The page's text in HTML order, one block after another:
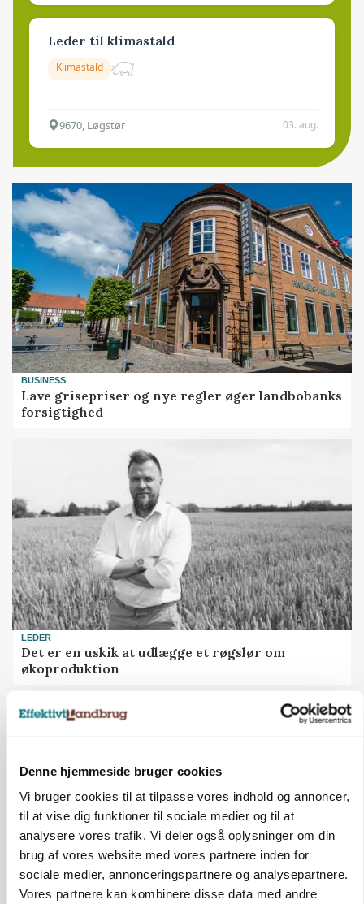
Denne hjemmeside bruger cookies
Vi bruger cookies til at tilpasse vores indhold og annoncer,
til at vise dig funktioner til sociale medier og til at
analysere vores trafik. Vi deler også oplysninger om din
brug af vores website med vores partnere inden for
sociale medier, annonceringspartnere og analysepartnere.
Vores partnere kan kombinere disse data med andre
Leder til klimastald
Klimastald
9670, Løgstør 03. aug.
BUSINESS
Lave grisepriser og nye regler øger landbobanks
forsigtighed
LEDER
Det er en uskik at udlægge et røgslør om
økoproduktion
HØST-TOUR
PLANTER